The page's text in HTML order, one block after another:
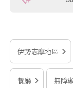
伊勢志摩地區
餐廳 無障